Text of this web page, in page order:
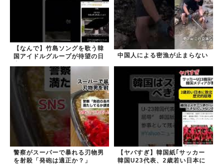
【なんで】竹島ソングを歌う韓
国アイドルグループが待望の日
中国人による密漁が止まらない
警察がスーパーで暴れる刃物男
を射殺「発砲は適正か？」
【ヤバすぎ】韓国紙｢サッカー
韓国U23代表、2歳若い日本に